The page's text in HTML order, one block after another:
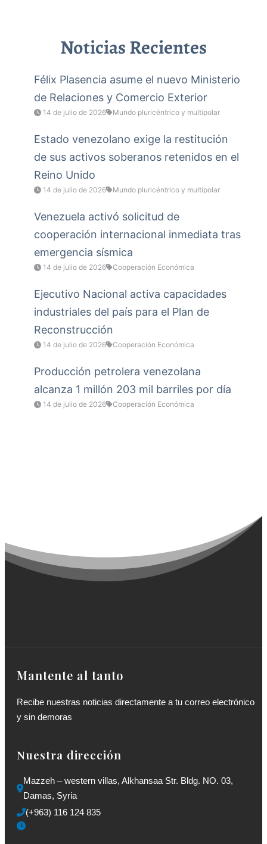
Noticias Recientes
Félix Plasencia asume el nuevo Ministerio
de Relaciones y Comercio Exterior
14 de julio de 2026 Mundo pluricéntrico y multipolar
Estado venezolano exige la restitución
de sus activos soberanos retenidos en el
Reino Unido
14 de julio de 2026 Mundo pluricéntrico y multipolar
Venezuela activó solicitud de
cooperación internacional inmediata tras
emergencia sísmica
14 de julio de 2026 Cooperación Económica
Ejecutivo Nacional activa capacidades
industriales del país para el Plan de
Reconstrucción
14 de julio de 2026 Cooperación Económica
Producción petrolera venezolana
alcanza 1 millón 203 mil barriles por día
14 de julio de 2026 Cooperación Económica
Mantente al tanto
Recibe nuestras noticias directamente a tu correo electrónico
y sin demoras
Nuestra dirección
Mazzeh – western villas, Alkhansaa Str. Bldg. NO. 03,
Damas, Syria
(+963) 116 124 835